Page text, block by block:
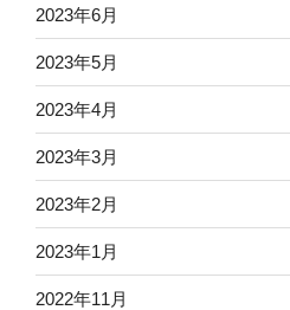
2023年6月
2023年5月
2023年4月
2023年3月
2023年2月
2023年1月
2022年11月